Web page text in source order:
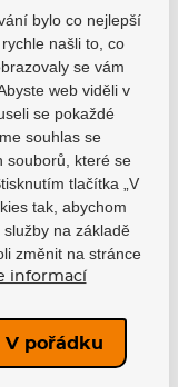
Kč
bylo co nejlepší
našli to, co
se vám
web viděli v
se pokaždé
souhlas se
souborů, které se
tlačítka „V
tak, abychom
na základě
změnit na stránce
informací
V pořádku